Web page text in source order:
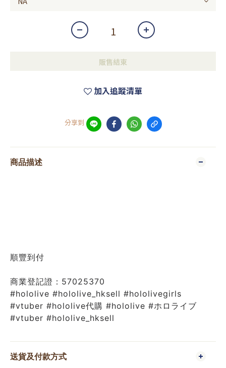
販售結束
加入追蹤清單
分享到
商品描述
順豐到付
商業登記證：57025370
#hololive #hololive_hksell #hololivegirls
#vtuber #hololive代購 #hololive #ホロライブ
#vtuber #hololive_hksell
送貨及付款方式